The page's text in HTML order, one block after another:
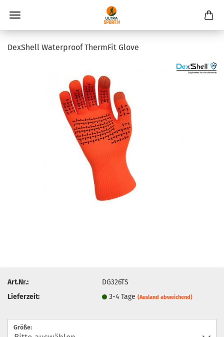
DexShell Waterproof ThermFit Glove
Art.Nr.:
DG326TS
Lieferzeit:
3-4 Tage(Ausland abweichend)
Größe: